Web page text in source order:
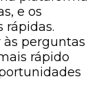
e os
rápidas.
perguntas
rápido